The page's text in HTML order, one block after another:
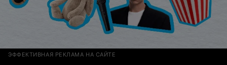
ЭФФЕКТИВНАЯ РЕКЛАМА НА САЙТЕ